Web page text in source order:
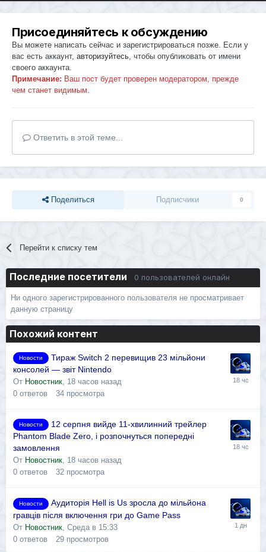
Присоединяйтесь к обсуждению
Вы можете написать сейчас и зарегистрироваться позже. Если у
вас есть аккаунт, авторизуйтесь , чтобы опубликовать от имени
своего аккаунта.
Примечание: Ваш пост будет проверен модератором, прежде
чем станет видимым.
Ответить в этой теме...
Поделиться Подписчики 0
Перейти к списку тем
Последние посетители 0 пользователей онлайн
Ни одного зарегистрированного пользователя не просматривает
данную страницу
Похожий контент
Новости
Тираж Switch 2 перевищив 23 мільйони
консолей — звіт Nintendo
От Новостник 18 часов назад
0 ответов 34 просмотра
Новости
12 серпня вийде 11-хвилинний трейлер
Phantom Blade Zero, і розпочнуться попередні
замовлення
От Новостник, 18 часов назад
0 ответов 32 просмотра
Новости
Аудиторія Hell is Us зросла до мільйона
гравців після включення гри до Game Pass
От Новостник Среда в 15:33
0 ответов 29 просмотров